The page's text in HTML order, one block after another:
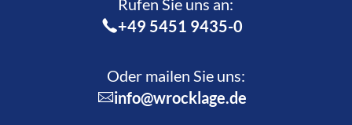
Rufen Sie uns an:­
+49 5451 9435-0
Oder mailen Sie uns:
info@wrocklage.de